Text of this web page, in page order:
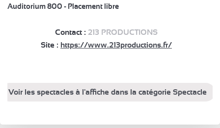
Auditorium 800 - Placement libre
Contact : 213 PRODUCTIONS
Site : https://www.213productions.fr/
Voir les spectacles à l'affiche dans la catégorie Spectacle